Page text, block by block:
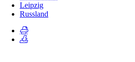
Leipzig
Russland